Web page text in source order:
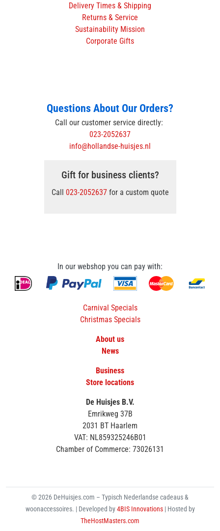
Delivery Times & Shipping
Returns & Service
Sustainability Mission
Corporate Gifts
Questions About Our Orders?
Call our customer service directly:
023-2052637
info@hollandse-huisjes.nl
Gift for business clients?
Call 023-2052637for a custom quote
In our webshop you can pay with:
Carnival Specials
Christmas Specials
About us
News
Business
Store locations
De Huisjes B.V.
Emrikweg 37B
2031 BT Haarlem
VAT: NL859325246B01
Chamber of Commerce: 73026131
© 2026 DeHuisjes.com – Typisch Nederlandse cadeaus &
woonaccessoires. | Developed by4BIS Innovations | Hosted by
TheHostMasters.com